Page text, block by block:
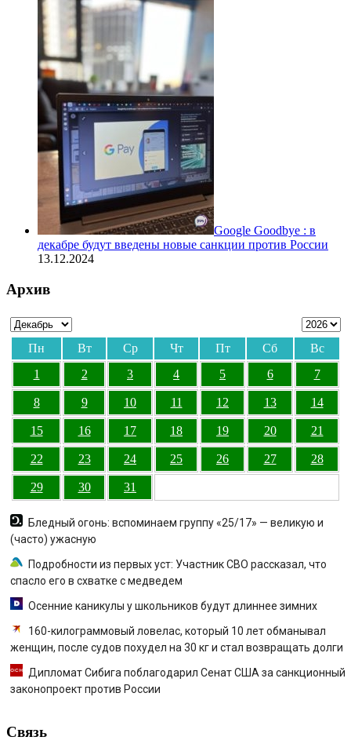
Google Goodbye : в
декабре будут введены новые санкции против России
13.12.2024
Архив
Пн Вт Ср Чт Пт Сб
Вс
1
2 3 4 5 6 7
8 9 10 11 12 13 14
15 16 17 18 19 20 21
22 23 24 25 26 27 28
29 30 31
Бледный огонь: вспоминаем группу «25/17» — великую и
(часто) ужасную
Подробности из первых уст: Участник СВО рассказал, что
спасло его в схватке с медведем
Осенние каникулы у школьников будут длиннее зимних
160-килограммовый ловелас, который 10 лет обманывал
женщин, после судов похудел на 30 кг и стал возвращать долги
Дипломат Сибига поблагодарил Сенат США за санкционный
законопроект против России
Связь